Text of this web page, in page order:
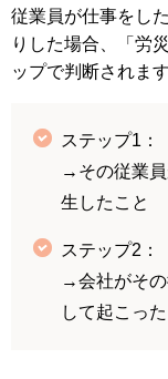
従業員が仕事をし
りした場合、「労
ップで判断されます
ステップ1：
→その従業
生したこと
ステップ2：
→会社がその
して起こっ